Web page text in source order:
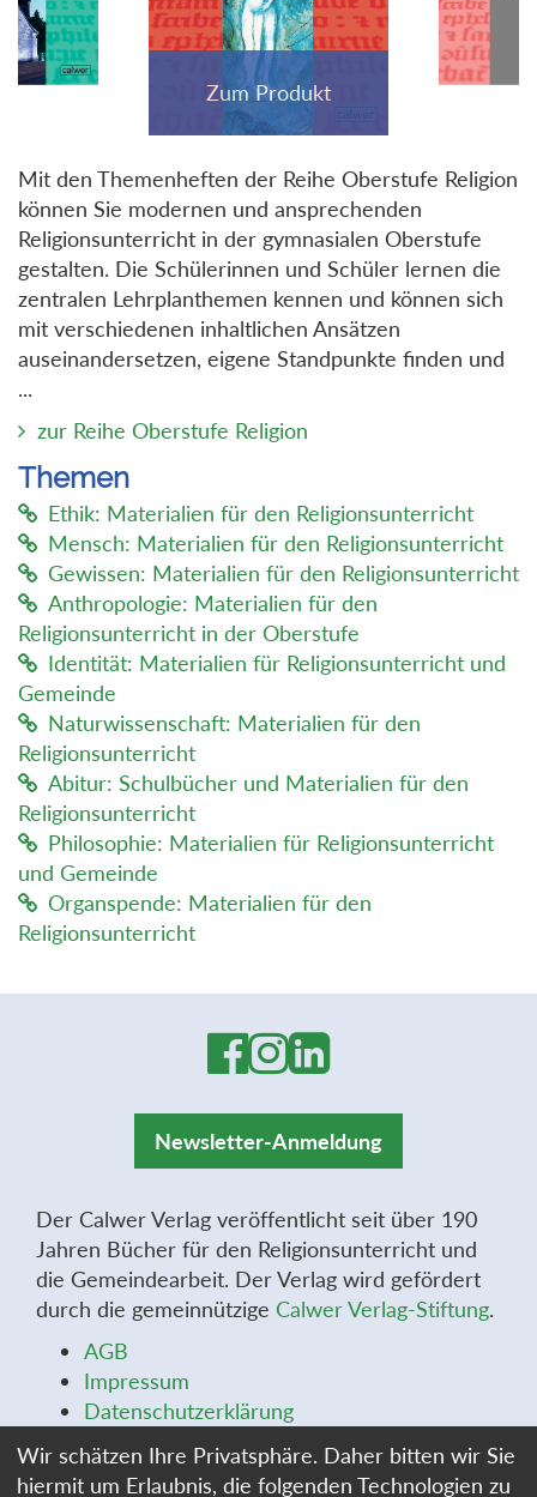
Mit den Themenheften der Reihe Oberstufe Religion
können Sie modernen und ansprechenden
Religionsunterricht in der gymnasialen Oberstufe
gestalten. Die Schülerinnen und Schüler lernen die
zentralen Lehrplanthemen kennen und können sich
mit verschiedenen inhaltlichen Ansätzen
auseinandersetzen, eigene Standpunkte finden und
...
zur Reihe Oberstufe Religion
Themen
Ethik: Materialien für den Religionsunterricht
Mensch: Materialien für den Religionsunterricht
Gewissen: Materialien für den Religionsunterricht
Anthropologie: Materialien für den
Religionsunterricht in der Oberstufe
Identität: Materialien für Religionsunterricht und
Gemeinde
Naturwissenschaft: Materialien für den
Religionsunterricht
Abitur: Schulbücher und Materialien für den
Religionsunterricht
Philosophie: Materialien für Religionsunterricht
und Gemeinde
Organspende: Materialien für den
Religionsunterricht
Newsletter-Anmeldung
Der Calwer Verlag veröffentlicht seit über 190
Jahren Bücher für den Religionsunterricht und
die Gemeindearbeit. Der Verlag wird gefördert
durch die gemeinnützige Calwer Verlag-Stiftung.
AGB
Impressum
Datenschutzerklärung
Widerrufsformular
Wir schätzen Ihre Privatsphäre. Daher bitten wir Sie
hiermit um Erlaubnis, die folgenden Technologien zu